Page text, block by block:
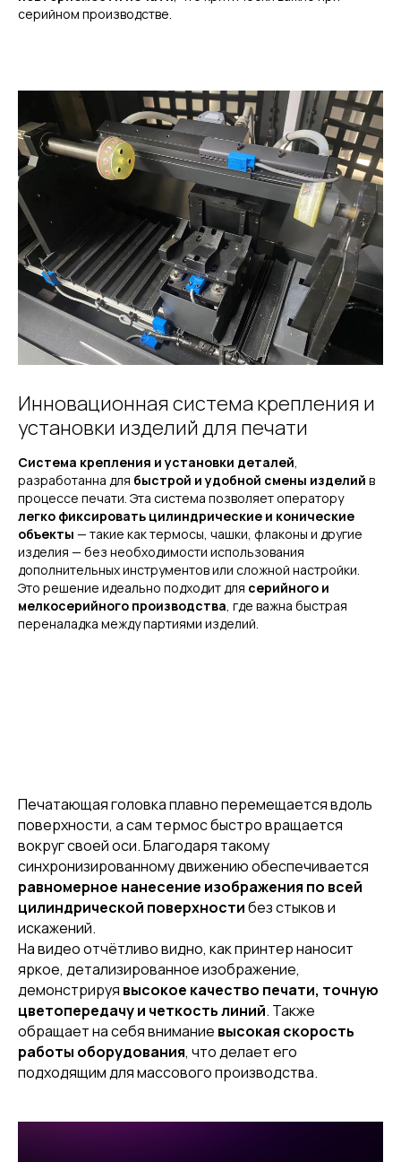
серийном производстве.
Инновационная система крепления и
установки изделий для печати
Система крепления и установки деталей,
разработанна для быстрой и удобной смены изделий в
процессе печати. Эта система позволяет оператору
легко фиксировать цилиндрические и конические
объекты — такие как термосы, чашки, флаконы и другие
изделия — без необходимости использования
дополнительных инструментов или сложной настройки.
Это решение идеально подходит для серийного и
мелкосерийного производства, где важна быстрая
переналадка между партиями изделий.
Печатающая головка плавно перемещается вдоль
поверхности, а сам термос быстро вращается
вокруг своей оси. Благодаря такому
синхронизированному движению обеспечивается
равномерное нанесение изображения по всей
цилиндрической поверхностибез стыков и
искажений.
На видео отчётливо видно, как принтер наносит
яркое, детализированное изображение,
демонстрируя высокое качество печати, точную
цветопередачу и четкость линий. Также
обращает на себя внимание высокая скорость
работы оборудования, что делает его
подходящим для массового производства.